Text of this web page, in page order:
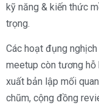
kỹ năng & kiến thức
trọng.
Các hoạt đụng
meetup còn tương
xuất bản lập mối
chũm, cộng đồng